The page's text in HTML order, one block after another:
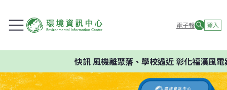
電子報 登入
快訊風機離聚落、學校過近 彰化福漢風電